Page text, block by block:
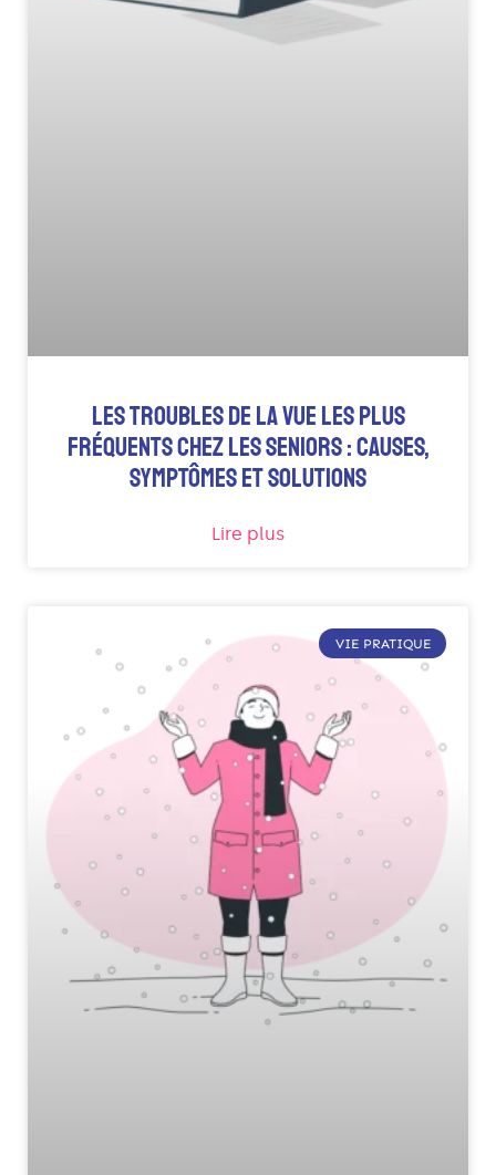
LES TROUBLES DE LA VUE LES PLUS
FRÉQUENTS CHEZ LES SENIORS : CAUSES,
SYMPTÔMES ET SOLUTIONS
Lire plus
VIE PRATIQUE